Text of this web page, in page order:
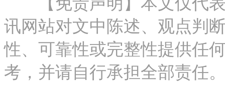
讯网站对文中陈述、观点判
性、可靠性或完整性提供任
考，并请自行承担全部责任。